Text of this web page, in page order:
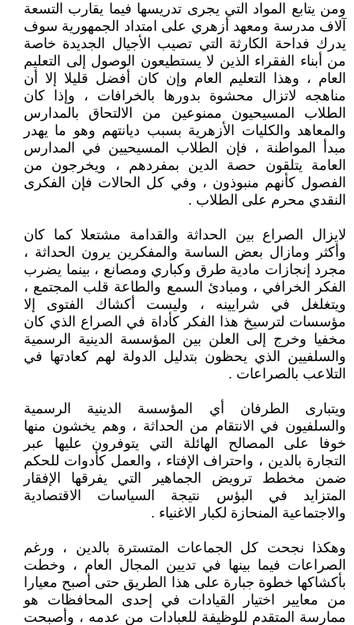
ومن يتابع المواد التي يجرى تدريسها فيما يقارب التسعة
آلاف مدرسة ومعهد أزهري على امتداد الجمهورية سوف
يدرك فداحة الكارثة التي تصيب الأجيال الجديدة خاصة
من أبناء الفقراء الذين لا يستطيعون الوصول إلى التعليم
العام ، وهذا التعليم العام وإن كان أفضل قليلا إلا أن
مناهجه لاتزال محشوة بدورها بالخرافات ، وإذا كان
الطلاب المسيحيون ممنوعين من الالتحاق بالمدارس
والمعاهد والكليات الأزهرية بسبب ديانتهم وهو ما يهدر
مبدأ المواطنة ، فإن الطلاب المسيحيين في المدارس
العامة يتلقون حصة الدين بمفردهم ، ويخرجون من
الفصول كأنهم منبوذون ، وفي كل الحالات فإن الفكرى
النقدي محرم على الطلاب .
لايزال الصراع بين الحداثة والقدامة مشتعلا كما كان
وأكثر ومازال بعض الساسة والمفكرين يرون الحداثة ،
مجرد إنجازات مادية طرق وكباري ومصانع ، بينما يضرب
الفكر الخرافي ، ومبادئ السمع والطاعة قلب المجتمع ،
ويتغلغل في شرايينه ، وليست أكشاك الفتوى إلا
مؤسسات لترسيخ هذا الفكر كأداة في الصراع الذي كان
مخفيا وخرج إلى العلن بين المؤسسة الدينية الرسمية
والسلفيين الذي يحظون بتدليل الدولة لهم كعادتها في
التلاعب بالصراعات .
ويتبارى الطرفان أي المؤسسة الدينية الرسمية
والسلفيون في الانتقام من الحداثة ، وهم يخشون منها
خوفا على المصالح الهائلة التي يتوفرون عليها عبر
التجارة بالدين ، واحتراف الإفتاء ، والعمل كأدوات للحكم
ضمن مخطط ترويض الجماهير التي يفرقها الإفقار
المتزايد في البؤس نتيجة السياسات الاقتصادية
والاجتماعية المنحازة لكبار الاغنياء .
وهكذا نجحت كل الجماعات المتسترة بالدين ، ورغم
الصراعات فيما بينها في تديين المجال العام ، وخطت
بأكشاكها خطوة جبارة على هذا الطريق حتى أصبح معيارا
من معايير اختيار القيادات في إحدى المحافظات هو
ممارسة المتقدم للوظيفة للعبادات من عدمه ، وأصبحت